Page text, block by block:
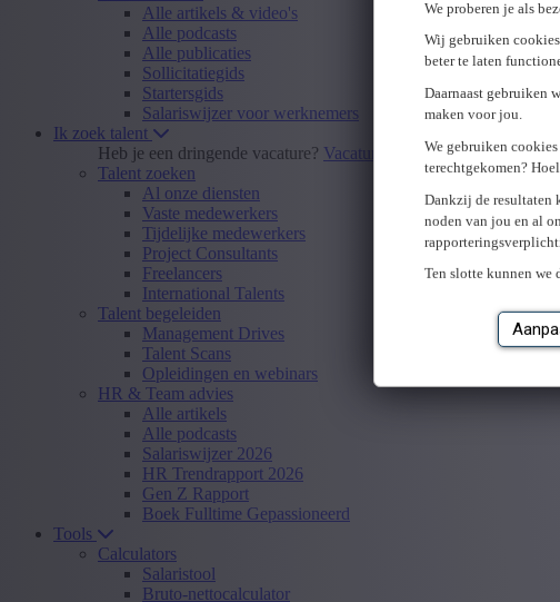
We proberen je als
Wij gebruiken
beter te laten
Daarnaast gebruiken
maken voor jou.
We gebruiken
terechtgekomen?
Dankzij de resultaten
noden van jou en al
Ten slotte kunnen we
Alle artikels & video's
Alle podcasts
Alle publicaties
Sollicitatiegids
Startersgids
Salariswijzer voor werknemers
Ik zoek talent
Heb je een dringende vacature? Vacature insturen
Talent zoeken
Al onze diensten
Vaste medewerkers
Tijdelijke medewerkers
Project Consultants
Freelancers
International Talents
Talent begeleiden
Management Drives
Talent Scans
Opleidingen en webinars
HR & Team advies
Alle artikels
Alle podcasts
Salariswijzer 2026
HR Trendrapport 2026
Gen Z Rapport
Boek Fulltime Gepassioneerd
Tools
Calculators
Salaristool
Bruto-nettocalculator